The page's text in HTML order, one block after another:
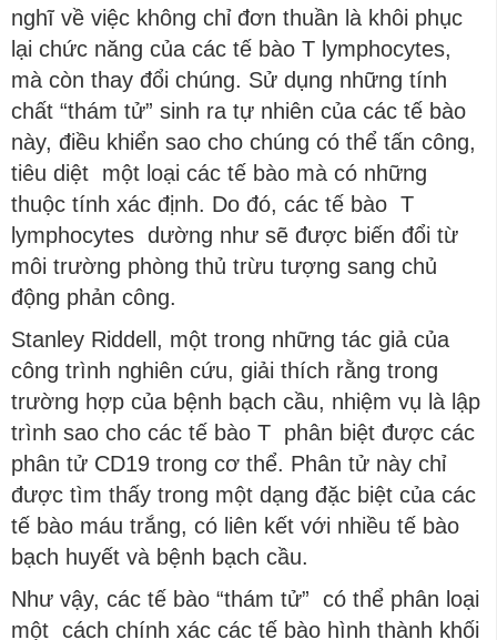
nghĩ về việc không chỉ đơn thuần là khôi phục
lại chức năng của các tế bào T lymphocytes,
mà còn thay đổi chúng. Sử dụng những tính
chất “thám tử” sinh ra tự nhiên của các tế bào
này, điều khiển sao cho chúng có thể tấn công,
tiêu diệt một loại các tế bào mà có những
thuộc tính xác định. Do đó, các tế bào T
lymphocytes dường như sẽ được biến đổi từ
môi trường phòng thủ trừu tượng sang chủ
động phản công.
Stanley Riddell, một trong những tác giả của
công trình nghiên cứu, giải thích rằng trong
trường hợp của bệnh bạch cầu, nhiệm vụ là lập
trình sao cho các tế bào T phân biệt được các
phân tử CD19 trong cơ thể. Phân tử này chỉ
được tìm thấy trong một dạng đặc biệt của các
tế bào máu trắng, có liên kết với nhiều tế bào
bạch huyết và bệnh bạch cầu.
Như vậy, các tế bào “thám tử” có thể phân loại
một cách chính xác các tế bào hình thành khối